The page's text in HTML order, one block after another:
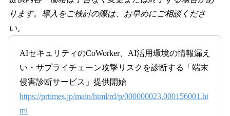
ります。導入をご検討の際は、お早めにご相談くださ
い。
AIセキュリティのCoWorker、AI活用環境の情報漏え
い・サプライチェーン攻撃リスクを診断する「端末
侵害診断サービス」提供開始
https://prtimes.jp/main/html/rd/p/000000023.000156001.ht
ml